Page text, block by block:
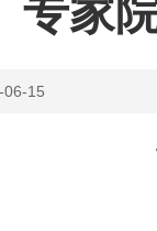
专家
06-15